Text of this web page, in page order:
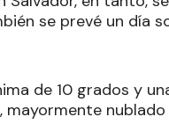
se prevé un día
de 10 grados y
mayormente